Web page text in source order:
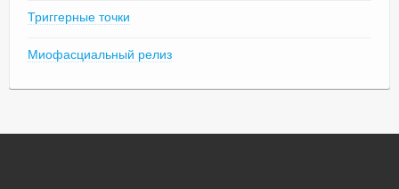
Триггерные точки
Миофасциальный релиз